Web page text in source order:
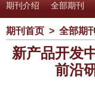
期刊介绍 全部期刊
期刊首页 > 全部期刊
新产品开发
前沿